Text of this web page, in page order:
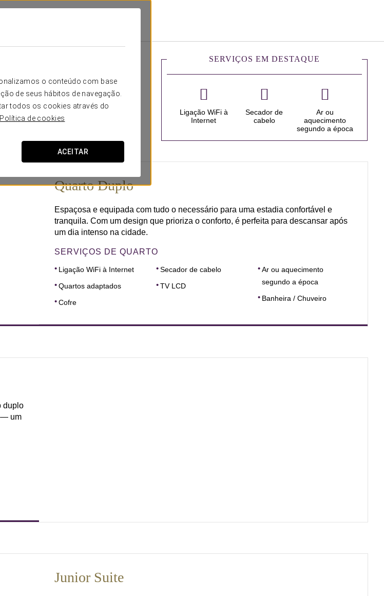
o conteúdo com base
de seus hábitos de navegação.
todos os cookies através do
Política de cookies
ACEITAR
um descanso reparador após
com tudo o que é essencial
SERVIÇOS EM DESTAQUE
Ligação WiFi à
Internet
Secador de
cabelo
Ar ou
aquecimento
segundo a época
Quarto Duplo
Espaçosa e equipada com tudo o necessário para uma estadia confortável e
tranquila. Com um design que prioriza o conforto, é perfeita para descansar após
um dia intenso na cidade.
SERVIÇOS DE QUARTO
Ligação WiFi à Internet
Quartos adaptados
Cofre
Secador de cabelo
TV LCD
Ar ou aquecimento
segundo a época
Banheira / Chuveiro
duplo
— um
Junior Suite